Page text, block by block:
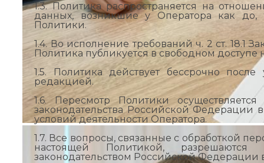
1.3. Политика распространяется на
данных, возникшие у Оператора как до,
Политики.
1.4. Во исполнение требований ч. 2 ст. 18.1
Политика публикуется в свободном доступе
1.5. Политика действует бессрочно
редакцией.
1.6. Пересмотр Политики
законодательства Российской Федерации
условий деятельности Оператора.
1.7. Все вопросы, связанные с обработкой
настоящей Политикой,
законодательством Российской Федерации